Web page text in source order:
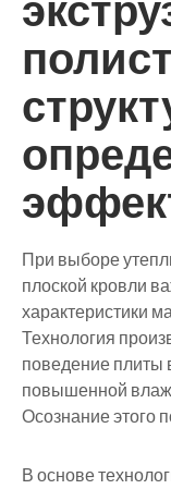
При выборе
плоской кровли
характеристики
Технология
поведение плиты
повышенной
Осознание этого
В основе